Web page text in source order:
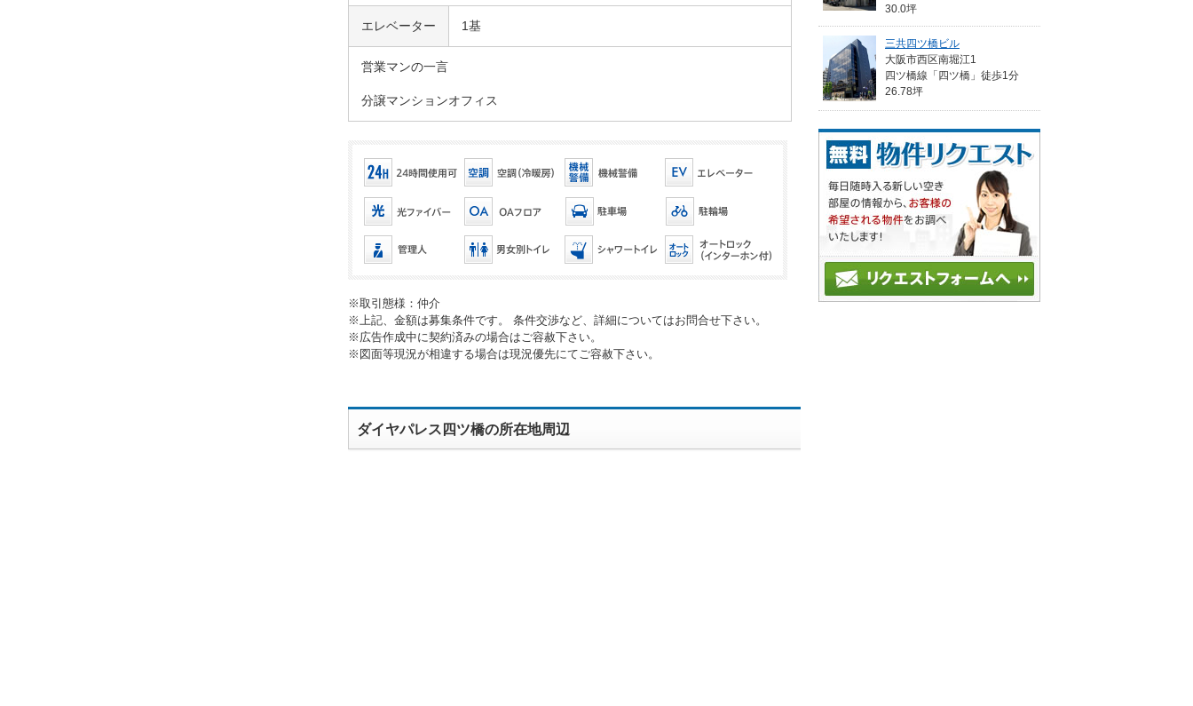
エレベーター 1基
営業マンの一言
分譲マンションオフィス
※取引態様：仲介
※上記、金額は募集条件です。 条件交渉など、詳細についてはお問合せ下さい。
※広告作成中に契約済みの場合はご容赦下さい。
※図面等現況が相違する場合は現況優先にてご容赦下さい。
ダイヤパレス四ツ橋の所在地周辺
30.0坪
三共四ツ橋ビル
大阪市西区南堀江1
四ツ橋線「四ツ橋」徒歩1分
26.78坪